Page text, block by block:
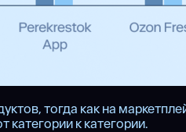
тогда как на
категории к категории.